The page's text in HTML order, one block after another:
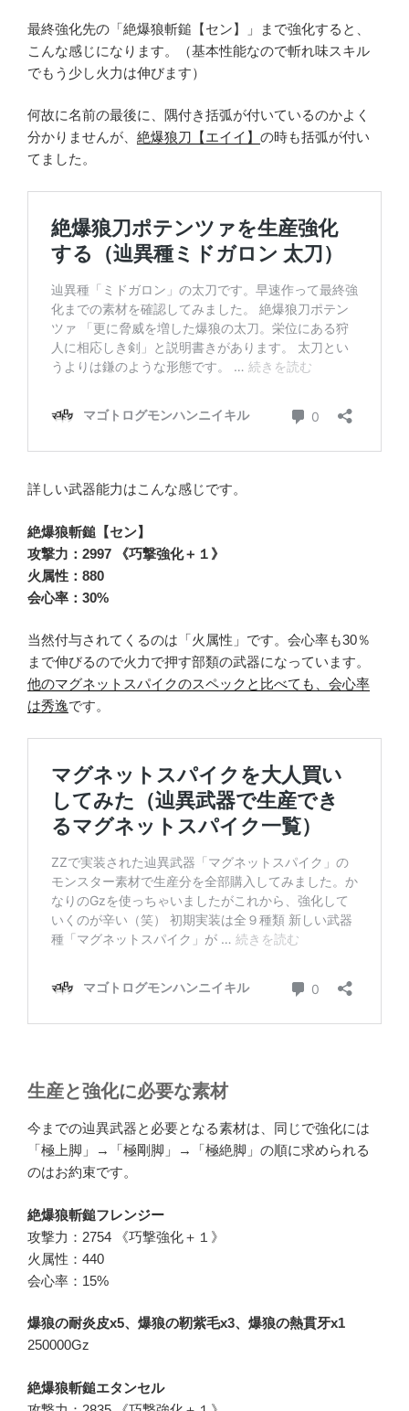
最終強化先の「絶爆狼斬鎚【セン】」まで強化すると、
こんな感じになります。（基本性能なので斬れ味スキル
でもう少し火力は伸びます）
何故に名前の最後に、隅付き括弧が付いているのかよく
分かりませんが、 絶爆狼刀【エイイ】 の時も括弧が付い
てました。
詳しい武器能力はこんな感じです。
絶爆狼斬鎚【セン】
攻撃力：2997 《巧撃強化＋１》
火属性：880
会心率：30%
当然付与されてくるのは「火属性」です。会心率も30％
まで伸びるので火力で押す部類の武器になっています。
他のマグネットスパイクのスペックと比べても、会心率
は秀逸です。
生産と強化に必要な素材
今までの辿異武器と必要となる素材は、同じで強化には
「極上脚」→「極剛脚」→「極絶脚」の順に求められる
のはお約束です。
絶爆狼斬鎚フレンジー
攻撃力：2754 《巧撃強化＋１》
火属性：440
会心率：15%
爆狼の耐炎皮x5、爆狼の靭紫毛x3、爆狼の熱貫牙x1
250000Gz
絶爆狼斬鎚エタンセル